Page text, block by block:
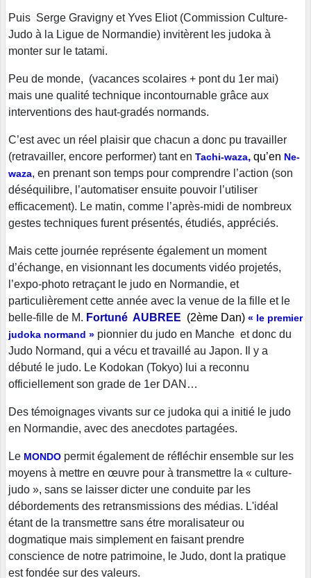
Puis Serge Gravigny et Yves Eliot (Commission Culture-
Judo à la Ligue de Normandie) invitèrent les judoka à
monter sur le tatami.
Peu de monde, (vacances scolaires + pont du 1er mai)
mais une qualité technique incontournable grâce aux
interventions des haut-gradés normands.
C’est avec un réel plaisir que chacun a donc pu travailler
(retravailler, encore performer) tant en Tachi-waza, qu’en Ne-
waza, en prenant son temps pour comprendre l’action (son
déséquilibre, l’automatiser ensuite pouvoir l’utiliser
efficacement). Le matin, comme l’après-midi de nombreux
gestes techniques furent présentés, étudiés, appréciés.
Mais cette journée représente également un moment
d’échange, en visionnant les documents vidéo projetés,
l’expo-photo retraçant le judo en Normandie, et
particulièrement cette année avec la venue de la fille et le
belle-fille de M. Fortuné AUBREE (2ème Dan) « le premier
judoka normand » pionnier du judo en Manche et donc du
Judo Normand, qui a vécu et travaillé au Japon. Il y a
débuté le judo. Le Kodokan (Tokyo) lui a reconnu
officiellement son grade de 1er DAN…
Des témoignages vivants sur ce judoka qui a initié le judo
en Normandie, avec des anecdotes partagées.
Le MONDO permit également de réfléchir ensemble sur les
moyens à mettre en œuvre pour à transmettre la « culture-
judo », sans se laisser dicter une conduite par les
débordements des retransmissions des médias. L'idéal
étant de la transmettre sans étre moralisateur ou
dogmatique mais simplement en faisant prendre
conscience de notre patrimoine, le Judo, dont la pratique
est fondée sur des valeurs.